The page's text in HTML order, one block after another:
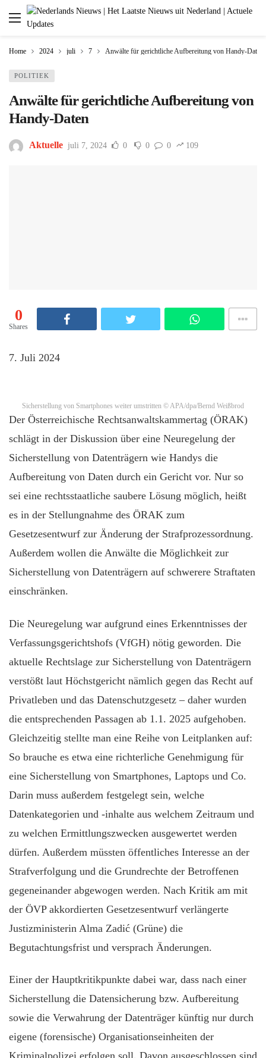
Home 2024 juli 7 Anwälte für gerichtliche Aufbereitung von Handy-Daten
POLITIEK
Anwälte für gerichtliche Aufbereitung von
Handy-Daten
Aktuelle juli 7, 2024 0 0 0 109
0
Shares
7. Juli 2024
Sicherstellung von Smartphones weiter umstritten© APA/dpa/Bernd Weißbrod
Der Österreichische Rechtsanwaltskammertag (ÖRAK)
schlägt in der Diskussion über eine Neuregelung der
Sicherstellung von Datenträgern wie Handys die
Aufbereitung von Daten durch ein Gericht vor. Nur so
sei eine rechtsstaatliche saubere Lösung möglich, heißt
es in der Stellungnahme des ÖRAK zum
Gesetzesentwurf zur Änderung der Strafprozessordnung.
Außerdem wollen die Anwälte die Möglichkeit zur
Sicherstellung von Datenträgern auf schwerere Straftaten
einschränken.
Die Neuregelung war aufgrund eines Erkenntnisses der
Verfassungsgerichtshofs (VfGH) nötig geworden. Die
aktuelle Rechtslage zur Sicherstellung von Datenträgern
verstößt laut Höchstgericht nämlich gegen das Recht auf
Privatleben und das Datenschutzgesetz – daher wurden
die entsprechenden Passagen ab 1.1. 2025 aufgehoben.
Gleichzeitig stellte man eine Reihe von Leitplanken auf:
So brauche es etwa eine richterliche Genehmigung für
eine Sicherstellung von Smartphones, Laptops und Co.
Darin muss außerdem festgelegt sein, welche
Datenkategorien und -inhalte aus welchem Zeitraum und
zu welchen Ermittlungszwecken ausgewertet werden
dürfen. Außerdem müssten öffentliches Interesse an der
Strafverfolgung und die Grundrechte der Betroffenen
gegeneinander abgewogen werden. Nach Kritik am mit
der ÖVP akkordierten Gesetzesentwurf verlängerte
Justizministerin Alma Zadić (Grüne) die
Begutachtungsfrist und versprach Änderungen.
Einer der Hauptkritikpunkte dabei war, dass nach einer
Sicherstellung die Datensicherung bzw. Aufbereitung
sowie die Verwahrung der Datenträger künftig nur durch
eigene (forensische) Organisationseinheiten der
Kriminalpolizei erfolgen soll. Davon ausgeschlossen sind